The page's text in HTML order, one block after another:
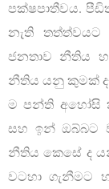
පක්ෂපාතීවය.
නැති තත්ත්වයට
ජනතාව නීතිය
නීතිය යනු කුමක්
ම පන්ති අහෝසි
සහ ඉන් ඔබ්බට
නීතිය කෙසේ ද
වටහා ගැනීමට